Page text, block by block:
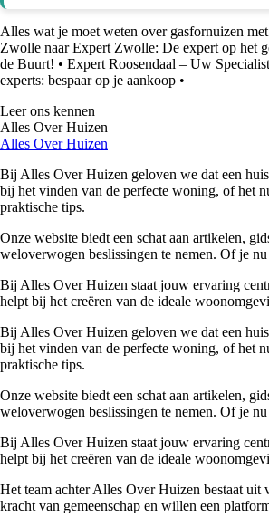
Alles wat je moet weten over gasfornuizen
Zwolle naar Expert Zwolle: De expert op het
de Buurt! • Expert Roosendaal – Uw
experts: bespaar op je aankoop •
Leer ons kennen
Alles Over Huizen
Alles Over Huizen
Bij Alles Over Huizen geloven we dat een
bij het vinden van de perfecte woning, of het
praktische tips.
Onze website biedt een schat aan artikelen,
weloverwogen beslissingen te nemen. Of je
Bij Alles Over Huizen staat jouw ervaring
helpt bij het creëren van de ideale
Bij Alles Over Huizen geloven we dat een
bij het vinden van de perfecte woning, of het
praktische tips.
Onze website biedt een schat aan artikelen,
weloverwogen beslissingen te nemen. Of je
Bij Alles Over Huizen staat jouw ervaring
helpt bij het creëren van de ideale
Het team achter Alles Over Huizen bestaat uit
kracht van gemeenschap en willen een